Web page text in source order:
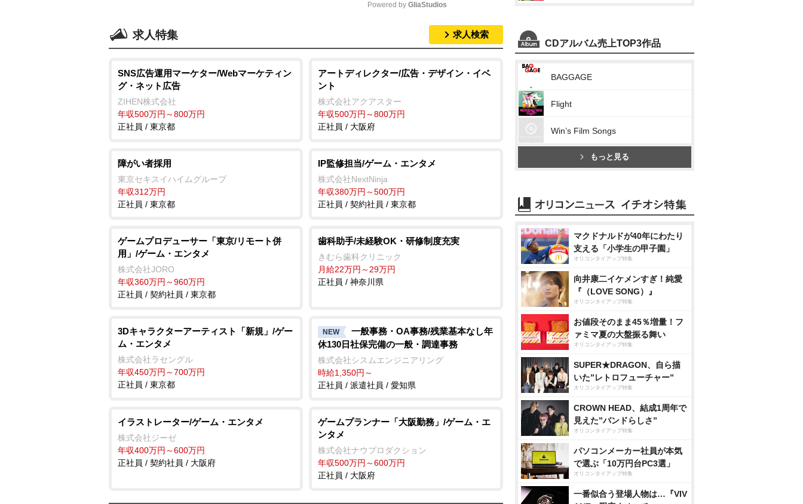
t
Powered by GliaStudios
求人特集 求人検索
SNS広告運用マーケター/Webマーケティン
グ・ネット広告
ZIHEN株式会社
年収500万円～800万円
正社員 / 東京都
アートディレクター/広告・デザイン・イベ
ント
株式会社アクアスター
年収500万円～800万円
正社員 / 大阪府
障がい者採用
東京セキスイハイムグループ
年収312万円
正社員 / 東京都
IP監修担当/ゲーム・エンタメ
株式会社NextNinja
年収380万円～500万円
正社員 / 契約社員 / 東京都
ゲームプロデューサー「東京/リモート併
用」/ゲーム・エンタメ
株式会社JORO
年収360万円～960万円
正社員 / 契約社員 / 東京都
歯科助手/未経験OK・研修制度充実
きむら歯科クリニック
月給22万円～29万円
正社員 / 神奈川県
3Dキャラクターアーティスト「新規」/ゲー
ム・エンタメ
株式会社ラセングル
年収450万円～700万円
正社員 / 東京都
NEW
一般事務・OA事務/残業基本なし年
休130日社保完備の一般・調達事務
株式会社シスムエンジニアリング
時給1,350円～
正社員 / 派遣社員 / 愛知県
イラストレーター/ゲーム・エンタメ
株式会社ジーゼ
年収400万円～600万円
正社員 / 契約社員 / 大阪府
ゲームプランナー「大阪勤務」/ゲーム・エ
ンタメ
株式会社ナウプロダクション
年収500万円～600万円
正社員 / 大阪府
CDアルバム売上TOP3作品
BAGGAGE
Flight
Win’s Film Songs
もっと見る
マクドナルドが40年にわたり
支える「小学生の甲子園」
オリコンタイアップ特集
向井康二イケメンすぎ！純愛
『（LOVE SONG）』
オリコンタイアップ特集
お値段そのまま45％増量！フ
ァミマ夏の大盤振る舞い
オリコンタイアップ特集
SUPER★DRAGON、自ら描
いた”レトロフューチャー”
オリコンタイアップ特集
CROWN HEAD、結成1周年で
見えた”バンドらしさ”
オリコンタイアップ特集
パソコンメーカー社員が本気
で選ぶ「10万円台PC3選」
オリコンタイアップ特集
一番似合う登場人物は…『VIV